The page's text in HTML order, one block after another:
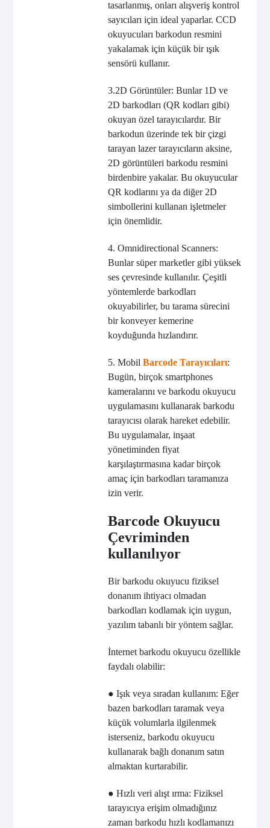
tasarlanmış, onları alışveriş kontrol
sayıcıları için ideal yaparlar. CCD
okuyucuları barkodun resmini
yakalamak için küçük bir ışık
sensörü kullanır.
3.2D Görüntüler: Bunlar 1D ve
2D barkodları (QR kodları gibi)
okuyan özel tarayıcılardır. Bir
barkodun üzerinde tek bir çizgi
tarayan lazer tarayıcıların aksine,
2D görüntüleri barkodu resmini
birdenbire yakalar. Bu okuyucular
QR kodlarını ya da diğer 2D
simbollerini kullanan işletmeler
için önemlidir.
4. Omnidirectional Scanners:
Bunlar süper marketler gibi yüksek
ses çevresinde kullanılır. Çeşitli
yöntemlerde barkodları
okuyabilirler, bu tarama sürecini
bir konveyer kemerine
koyduğunda hızlandırır.
5. Mobil Barcode Tarayıcıları:
Bugün, birçok smartphones
kameralarını ve barkodu okuyucu
uygulamasını kullanarak barkodu
tarayıcısı olarak hareket edebilir.
Bu uygulamalar, inşaat
yönetiminden fiyat
karşılaştırmasına kadar birçok
amaç için barkodları taramanıza
izin verir.
Barcode Okuyucu
Çevriminden
kullanılıyor
Bir barkodu okuyucu fiziksel
donanım ihtiyacı olmadan
barkodları kodlamak için uygun,
yazılım tabanlı bir yöntem sağlar.
İnternet barkodu okuyucu özellikle
faydalı olabilir:
● Işık veya sıradan kullanım: Eğer
bazen barkodları taramak veya
küçük volumlarla ilgilenmek
isterseniz, barkodu okuyucu
kullanarak bağlı donanım satın
almaktan kurtarabilir.
● Hızlı veri alışt ırma: Fiziksel
tarayıcıya erişim olmadığınız
zaman barkodu hızlı kodlamanızı